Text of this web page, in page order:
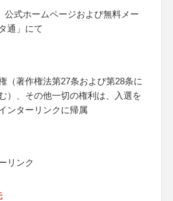
公式ホームページおよび無料メー
通」にて
（著作権法第27条および第28条に
）、その他一切の権利は、入選を
ンターリンクに帰属
リンク